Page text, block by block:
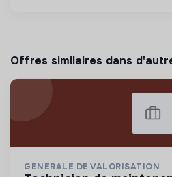
Offres similaires dans
GENERALE DE VALORISATION